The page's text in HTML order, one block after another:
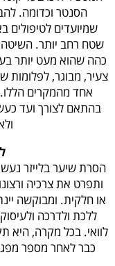
הסנטר וכדומה.
שמיועדים לטיפולים
שטח רחב יותר. השיטה
כהה שהוא מעט יותר
צעיר, מבוגר, לפלומות
אחד מהמקרים
בהתאם לצורך ועד
הסרת שיער בלייזר
ותפרט את צרכיה
או חלקית. ומבוקשה
ללכת ולדרכה
לוואי. בכל מקרה, היא
כבר לאחר מספר